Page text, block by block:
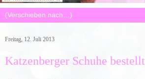
Freitag, 12. Juli 2013
Katzenberger Schuhe bestellt